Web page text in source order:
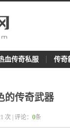
血传奇私服 传奇
的传奇武器
次 | 评论： 0条